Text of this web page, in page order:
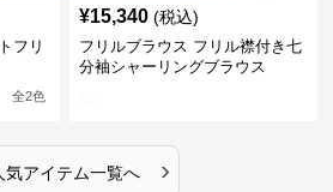
フリ
全2色
¥15,340 (税込)
フリルブラウス フリル襟付き七
分袖シャーリングブラウス
気アイテム一覧へ ›